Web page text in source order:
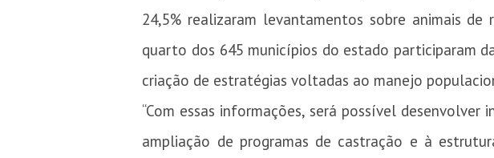
24,5% realizaram levantamentos sobre animais
quarto dos 645 municípios do estado participaram
criação de estratégias voltadas ao manejo
“Com essas informações, será possível
ampliação de programas de castração e à